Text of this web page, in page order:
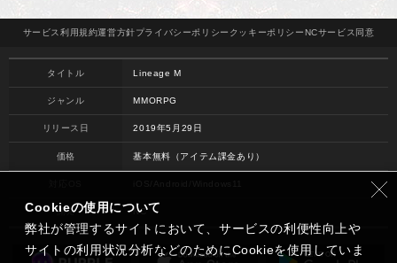
サービス 利用規約運営方針プライバシーポリシー クッキーポリシーNCサービス 同意
タイトル Lineage M
ジャンル MMORPG
リリース日 2019年5月29日
価格 基本無料（アイテム課金あり）
開発 NC
Cookieの使用について
弊社が管理するサイトにおいて、サービスの利便性向上や
サイトの利用状況分析などのためにCookieを使用していま